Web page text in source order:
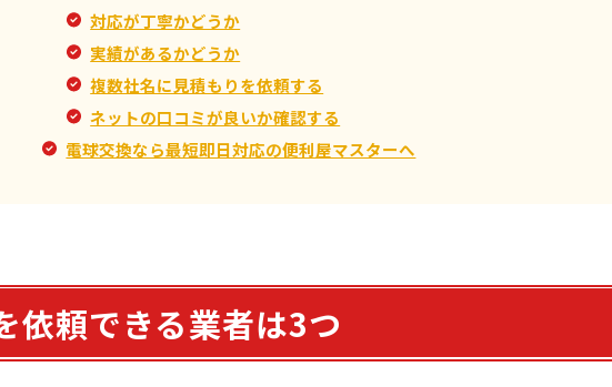
対応が丁寧かどうか
実績があるかどうか
複数社名に見積もりを依頼する
ネットの口コミが良いか確認する
電球交換なら最短即日対応の便利屋マスターへ
依頼できる業者は3つ